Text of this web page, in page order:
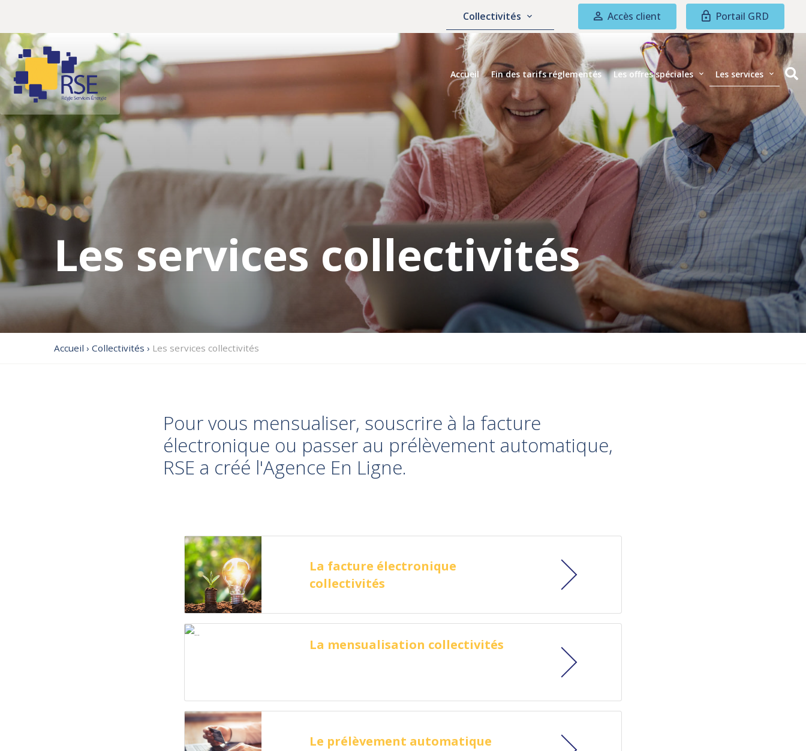
Collectivités Accès client Portail GRD
Accueil Fin des tarifs réglementés Les offres spéciales Les services
Les services collectivités
Accueil › Collectivités › Les services collectivités
Pour vous mensualiser, souscrire à la facture
électronique ou passer au prélèvement automatique,
RSE a créé l'Agence En Ligne.
La facture électronique
collectivités
La mensualisation collectivités
Le prélèvement automatique